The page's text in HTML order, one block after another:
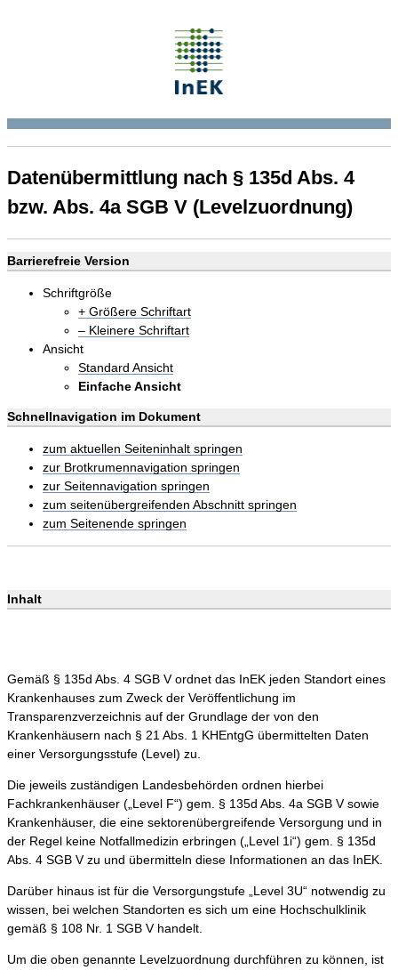
Datenübermittlung nach § 135d Abs. 4
bzw. Abs. 4a SGB V (Levelzuordnung)
Barrierefreie Version
Schriftgröße
+ Größere Schriftart
– Kleinere Schriftart
Ansicht
Standard Ansicht
Einfache Ansicht
Schnellnavigation im Dokument
zum aktuellen Seiteninhalt springen
zur Brotkrumennavigation springen
zur Seitennavigation springen
zum seitenübergreifenden Abschnitt springen
zum Seitenende springen
Inhalt
Gemäß § 135d Abs. 4 SGB V ordnet das InEK jeden Standort eines
Krankenhauses zum Zweck der Veröffentlichung im
Transparenzverzeichnis auf der Grundlage der von den
Krankenhäusern nach § 21 Abs. 1 KHEntgG übermittelten Daten
einer Versorgungsstufe (Level) zu.
Die jeweils zuständigen Landesbehörden ordnen hierbei
Fachkrankenhäuser („Level F“) gem. § 135d Abs. 4a SGB V sowie
Krankenhäuser, die eine sektorenübergreifende Versorgung und in
der Regel keine Notfallmedizin erbringen („Level 1i“) gem. § 135d
Abs. 4 SGB V zu und übermitteln diese Informationen an das InEK.
Darüber hinaus ist für die Versorgungstufe „Level 3U“ notwendig zu
wissen, bei welchen Standorten es sich um eine Hochschulklinik
gemäß § 108 Nr. 1 SGB V handelt.
Um die oben genannte Levelzuordnung durchführen zu können, ist